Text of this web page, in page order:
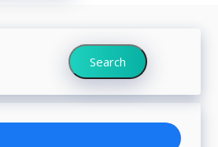
Search